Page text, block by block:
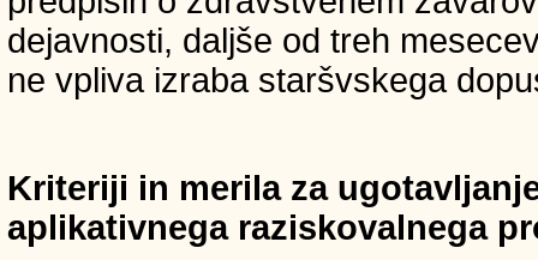
dejavnosti, daljše od treh
ne vpliva izraba staršvskega
Kriteriji in merila za
aplikativnega raziskovalnega